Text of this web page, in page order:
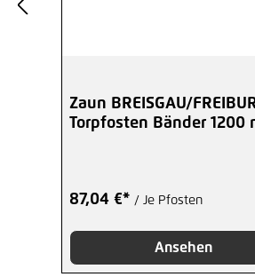
Zaun BREISGAU/
Torpfosten Bänder 1200
87,04 €* / Je Pfosten
Ansehen